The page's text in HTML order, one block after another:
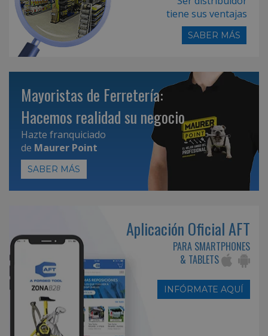
tiene sus ventajas
SABER MÁS
Mayoristas de Ferretería:
Hacemos realidad su negocio
Hazte franquiciado
de Maurer Point
SABER MÁS
Aplicación Oficial AFT
PARA SMARTPHONES
& TABLETS
INFÓRMATE AQUÍ